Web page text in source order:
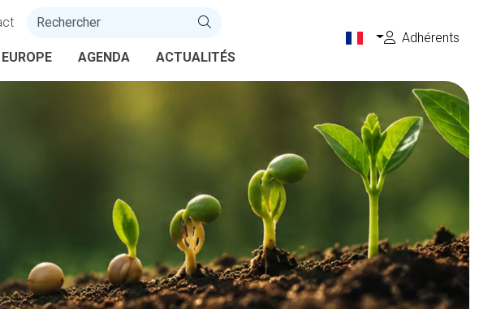
EUROPE AGENDA ACTUALITÉS
Adhérents